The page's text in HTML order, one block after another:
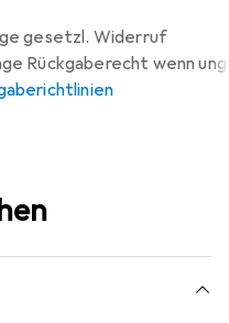
gesetzl. Widerruf
Rückgaberecht wenn